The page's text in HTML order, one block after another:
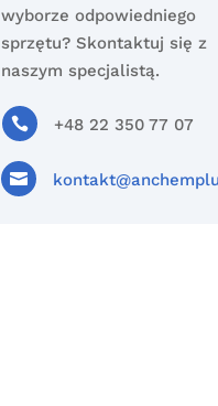
wyborze odpowiedniego
sprzętu? Skontaktuj się z
naszym specjalistą.
 +48 22 350 77 07
